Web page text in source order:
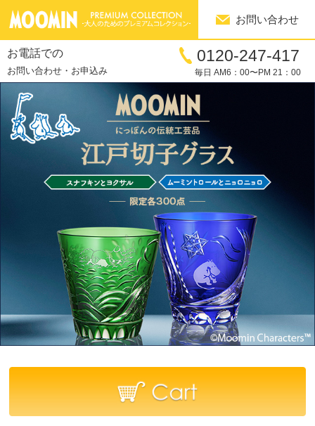
お問い合わせ
お電話での
お問い合わせ・お申込み
0120-247-417
毎日 AM6：00〜PM 21：00